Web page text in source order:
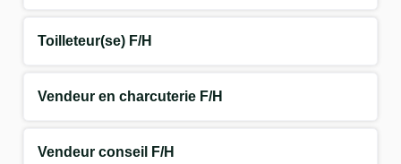
Toilleteur(se) F/H
Vendeur en charcuterie F/H
Vendeur conseil F/H